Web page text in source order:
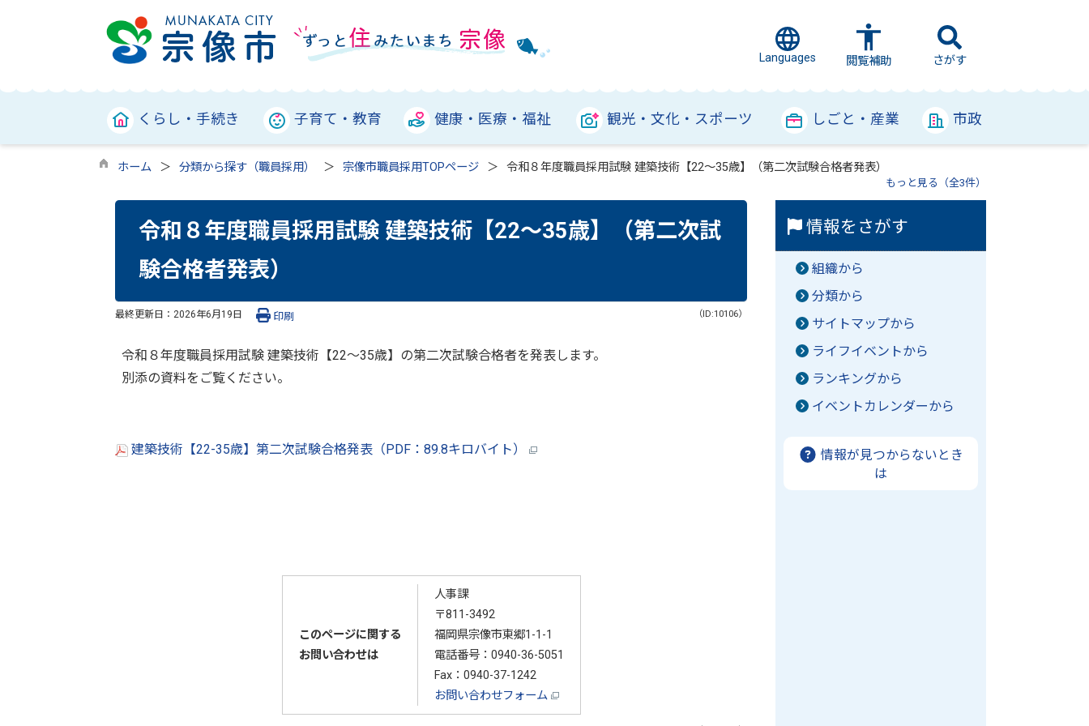
Languages 閲覧補助 さがす
くらし・手続き 子育て・教育 健康・医療・福祉 観光・文化・スポーツ しごと・産業 市政
ホーム 分類から探す（職員採用） 宗像市職員採用TOPページ 令和８年度職員採用試験 建築技術【22～35歳】（第二次試験合格者発表）
もっと見る（全3件）
令和８年度職員採用試験 建築技術【22～35歳】（第二次試
験合格者発表）
最終更新日： 2026年6月19日 （ID:10106）
印刷
令和８年度職員採用試験 建築技術【22～35歳】の第二次試験合格者を発表します。
別添の資料をご覧ください。
建築技術【22-35歳】第二次試験合格発表（PDF：89.8キロバイト）
このページに関する
お問い合わせは
人事課
〒811-3492
福岡県宗像市東郷1-1-1
電話番号： 0940-36-5051
Fax：0940-37-1242
お問い合わせフォーム
情報をさがす
組織から
分類から
サイトマップから
ライフイベントから
ランキングから
イベントカレンダーから
情報が見つからないとき
は